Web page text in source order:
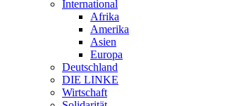
International
Afrika
Amerika
Asien
Europa
Deutschland
DIE LINKE
Wirtschaft